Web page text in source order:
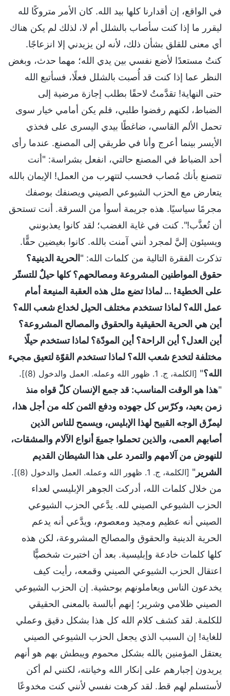
في الواقع، إن أقدارنا كلها بيد الله. كان الأمر متروكًا لله
ليقرر ما إذا كنت سأصاب بالشلل أم لا، لذلك لم يكن هناك
أي معنى للقلق بشأن ذلك، لأنه لن يزيدني إلا انزعاجًا.
كنتُ مستعدًا لأضع نفسي بين يدي الله؛ مهما حدث، وبغض
النظر عما إذا كنت قد أُصبت بالشلل فعلًا، فسأتبع الله
حتى النهاية! تقدَّمتُ لاحقًا بطلب إجازة مرضية إلى
الضباط، لكنهم رفضوا طلبي، فلم يكن أمامي خيار سوى
تحمل الألم القاسي، ضاغطًا بيدي اليسرى على فخذي
الأيسر بينما أعرج وأنا في طريقي إلى المصنع. عندما رأى
أحد الضباط في المصنع حالتي، انفعل بشراسة: "أنت
تتصنع بأنك مُصاب فحسب لتتهرب من العمل! الإيمان بالله
يتعارض مع الحزب الشيوعي الصيني ويصنفك بوصفك
مجرمًا سياسيًا. هذه جريمة أسوأ من السرقة. أنت تستحق
أن تُعذَّب!". كنت في غاية الغضب؛ لقد كانوا يعذبونني
ويسيئون إليَّ لمجرد أنني آمنت بالله. كانوا بغيضين حقًّا.
تذكرت الفقرة التالية من كلمات الله: "الحرية الدينية؟
حقوق المواطنين المشروعة ومصالحهم؟ كلها حيلٌ للتستّر
على الخطية! ... لماذا تضع مثل هذه العقبة المنيعة أمام
عمل الله؟ لماذا تستخدم مختلف الحيل لخداع شعب الله؟
أين هي الحرية الحقيقية والحقوق والمصالح المشروعة؟
أين العدل؟ أين الراحة؟ أين المودّة؟ لماذا تستخدم حيلًا
مختلفة لتخدع شعب الله؟ لماذا تستخدم القوّة لتعيق مجيء
الله؟" [الكلمة، ج. 1. ظهور الله وعمله. العمل والدخول (8)]
.
"هذا هو الوقت المناسب: قد جمع الإنسان كلّ قواه منذ
زمن بعيد، وكرّس كل جهوده ودفع الثمن كله من أجل هذا،
ليمزّق الوجه القبيح لهذا الإبليس، ويسمح للناس الذين
أصابهم العمى، والذين تحملوا جميعَ أنواع الآلام والمشقات،
للنهوض من آلامهم والتمرد على هذا الشيطان القديم
الشرير " [الكلمة، ج. 1. ظهور الله وعمله. العمل والدخول (8)]
.
من خلال كلمات الله، أدركت الجوهر الإبليسي لعداء
الحزب الشيوعي الصيني لله. يدَّعي الحزب الشيوعي
الصيني أنه عظيم ومجيد ومعصوم، ويدَّعي أنه يدعم
الحرية الدينية والحقوق والمصالح المشروعة، لكن هذه
كلها كلمات خادعة وإبليسية. بعد أن اختبرت شخصيًّا
اعتقال الحزب الشيوعي الصيني وقمعه، رأيت كيف
يخدعون الناس ويعاملونهم بوحشية. إن الحزب الشيوعي
الصيني ظلامي وشرير؛ إنهم أبالسة بالمعنى الحقيقي
للكلمة. لقد كشف كلام الله كل هذا بشكل دقيق وعملي
للغاية! إن السبب الذي يجعل الحزب الشيوعي الصيني
يعتقل المؤمنين بالله بشكل محموم ويبطش بهم هو أنهم
يريدون إجبارهم على إنكار الله وخيانته، لكنني لم أكن
لأستسلم لهم قط. لقد كرهت نفسي لأنني كنت مخدوعًا